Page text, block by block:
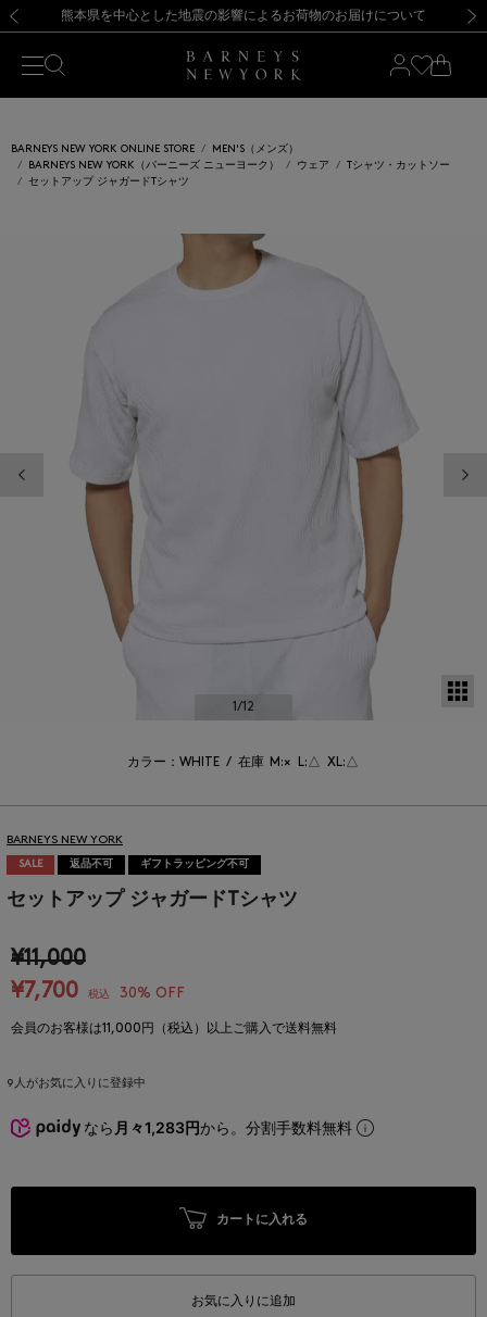
新規登録のお客様も対象！＜MY BARNEYS＞会員のお客様は11,000円（税込）以上のお買上げで常時送料無料！お買い物の際は会員登録を！
【夏季休業に伴う返品・交換承り一時停止のお知らせ】（2026.8.5）
熊本県を中心とした地震の影響によるお荷物のお届けについて
【開催中】SUMMER SALEのご案内・ご注意事項 新規登録のお客様も対象！＜MY BARNEYS＞会員のお客様は11,000円（税込）以上のお買上げで常時送料無料！お買い物の際は会員登録を！
【夏季休業に伴う返品・交換承り一時停止のお知らせ】（2026.8.5）
BARNEYS NEW YORK ONLINE STORE
MEN'S（メンズ）
BARNEYS NEW YORK（バーニーズ ニューヨーク）
ウェア
Tシャツ・カットソー
セットアップ ジャガードTシャツ
1/12
カラー：WHITE / 在庫 M:× L:△ XL:△
BARNEYS NEW YORK
SALE 返品不可 ギフトラッピング不可
セットアップ ジャガードTシャツ
¥11,000
¥7,700
税込 30% OFF
会員のお客様は11,000円（税込）以上ご購入で送料無料
9 人がお気に入りに登録中
なら 月々1,283円から。分割手数料無料
カートに入れる
お気に入りに追加